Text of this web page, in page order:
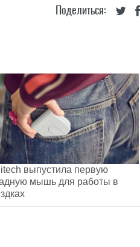
Поделиться:
выпустила первую
мышь для работы в